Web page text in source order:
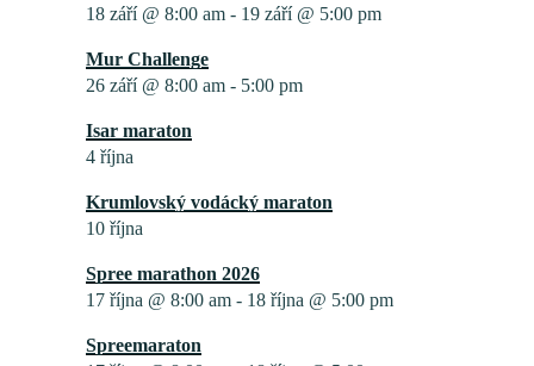
18 září @ 8:00 am - 19 září @ 5:00 pm
Mur Challenge
26 září @ 8:00 am - 5:00 pm
Isar maraton
4 října
Krumlovský vodácký maraton
10 října
Spree marathon 2026
17 října @ 8:00 am - 18 října @ 5:00 pm
Spreemaraton